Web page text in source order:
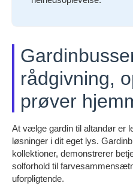
rådgivning,
prøver
At vælge gardin til altandør er
løsninger i dit eget lys.
kollektioner, demonstrerer
solforhold til
uforpligtende.